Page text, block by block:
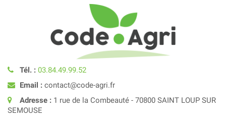
Tél. : 03.84.49.99.52
Email : contact@code-agri.fr
Adresse : 1 rue de la Combeauté - 70800 SAINT LOUP SUR
SEMOUSE